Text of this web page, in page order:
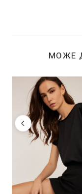
МОЖЕ